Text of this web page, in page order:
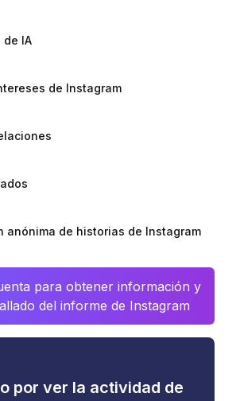
de IA
de Instagram
anónima de historias de Instagram
para obtener información y
del informe de Instagram
por ver la actividad de